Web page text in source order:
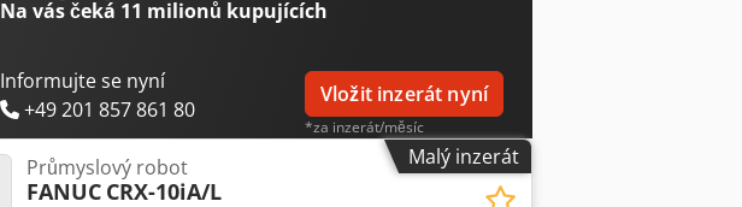
Na vás čeká 11 milionů kupujících
Informujte se nyní
+49 201 857 861 80
Vložit inzerát nyní
*za inzerát/měsíc
Malý inzerát
Průmyslový robot
FANUC CRX-10iA/L